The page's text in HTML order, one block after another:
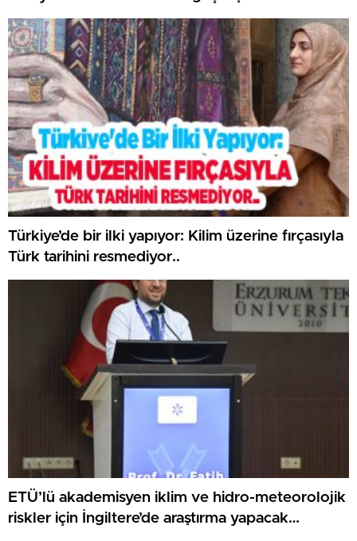
edilmeli”..
Türkiye’de bir ilki yapıyor: Kilim üzerine fırçasıyla
Türk tarihini resmediyor..
ETÜ’lü akademisyen iklim ve hidro-meteorolojik
riskler için İngiltere’de araştırma yapacak…